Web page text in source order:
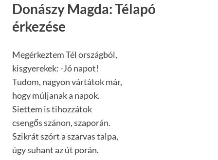
Donászy Magda: Télapó
érkezése
Megérkeztem Tél országból,
kisgyerekek: -Jó napot!
Tudom, nagyon vártátok már,
hogy múljanak a napok.
Siettem is tihozzátok
csengős szánon, szaporán.
Szikrát szórt a szarvas talpa,
úgy suhant az út porán.